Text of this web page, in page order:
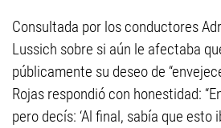
Consultada por los conductores
Lussich sobre si aún le afectaba
públicamente su deseo de
Rojas respondió con honestidad:
pero decís: ‘Al final, sabía que esto